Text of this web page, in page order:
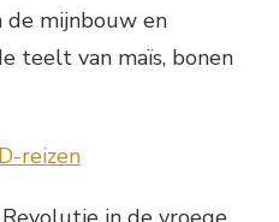
de mijnbouw en
teelt van maïs, bonen